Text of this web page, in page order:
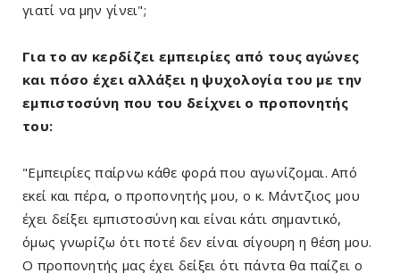
γιατί να μην γίνει";
Για το αν κερδίζει εμπειρίες από τους αγώνες
και πόσο έχει αλλάξει η ψυχολογία του με την
εμπιστοσύνη που του δείχνει ο προπονητής
του:
"Εμπειρίες παίρνω κάθε φορά που αγωνίζομαι. Από
εκεί και πέρα, ο προπονητής μου, ο κ. Μάντζιος μου
έχει δείξει εμπιστοσύνη και είναι κάτι σημαντικό,
όμως γνωρίζω ότι ποτέ δεν είναι σίγουρη η θέση μου.
Ο προπονητής μας έχει δείξει ότι πάντα θα παίζει ο